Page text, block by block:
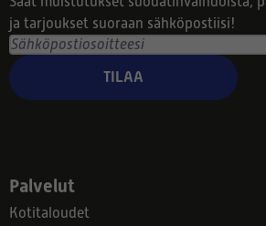
ja tarjoukset suoraan sähköpostiisi!
TILAA
Palvelut
Kotitaloudet